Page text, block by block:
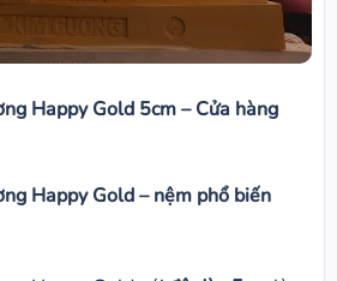
Happy Gold 5cm – Cửa hàng
Happy Gold – nệm phổ biến